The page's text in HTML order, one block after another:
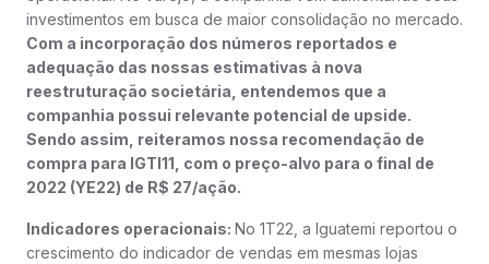
investimentos em busca de maior consolidação no mercado.
Com a incorporação dos números reportados e
adequação das nossas estimativas à nova
reestruturação societária, entendemos que a
companhia possui relevante potencial de upside.
Sendo assim, reiteramos nossa recomendação de
compra para IGTI11, com o preço-alvo para o final de
2022 (YE22) de R$ 27/ação.
Indicadores operacionais: No 1T22, a Iguatemi reportou o
crescimento do indicador de vendas em mesmas lojas